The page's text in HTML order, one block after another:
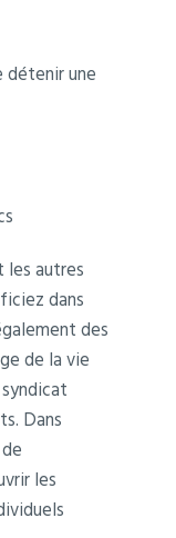
détenir une
les autres
dans
des
de la vie
Dans
les